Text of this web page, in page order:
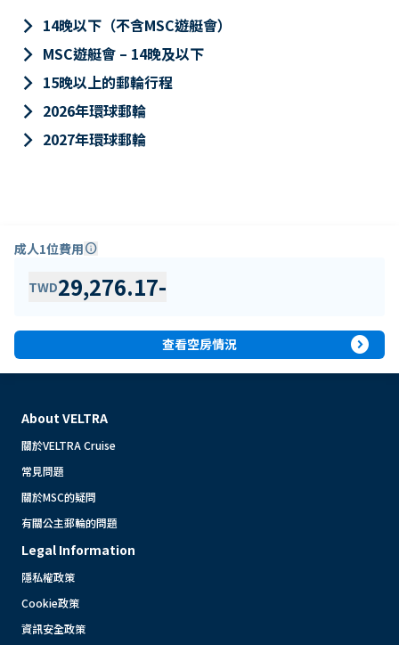
keyboard_arrow_right 14晚以下（不含MSC遊艇會）
keyboard_arrow_right MSC遊艇會 – 14晚及以下
keyboard_arrow_right 15晚以上的郵輪行程
keyboard_arrow_right 2026年環球郵輪
keyboard_arrow_right 2027年環球郵輪
成人1位費用info
TWD29,276.17-
查看空房情況 expand_circle_right
About VELTRA
關於VELTRA Cruise
常見問題
關於MSC的疑問
有關公主郵輪的問題
Legal Information
隱私權政策
Cookie政策
資訊安全政策